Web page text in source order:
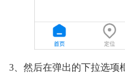
3、然后在弹出的下拉选项